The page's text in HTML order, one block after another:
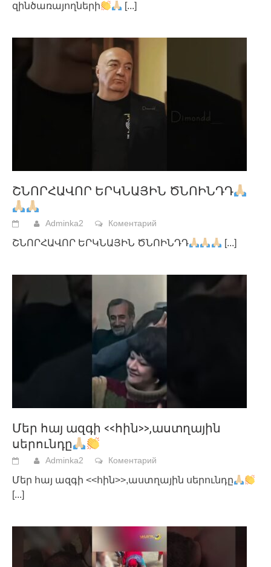
զինծառայողների
[...]
ՇՆՈՐՀԱՎՈՐ ԵՐԿՆԱՅԻՆ ԾՆՈԻՆԴԴ
Adminka2 Коментарий
ՇՆՈՐՀԱՎՈՐ ԵՐԿՆԱՅԻՆ ԾՆՈԻՆԴԴ [...]
Մեր հայ ազգի <<հին>>,աստղային
սերունդը
Adminka2 Коментарий
Մեր հայ ազգի <<հին>>,աստղային սերունդը
[...]